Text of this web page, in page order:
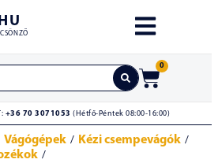
0
+36 70 3071053 (Hétfő-Péntek 08:00-16:00)
Vágógépek / Kézi csempevágók /
/